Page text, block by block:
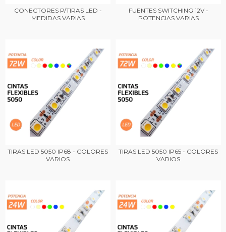
CONECTORES P/TIRAS LED -
MEDIDAS VARIAS
FUENTES SWITCHING 12V -
POTENCIAS VARIAS
TIRAS LED 5050 IP68 - COLORES
VARIOS
TIRAS LED 5050 IP65 - COLORES
VARIOS